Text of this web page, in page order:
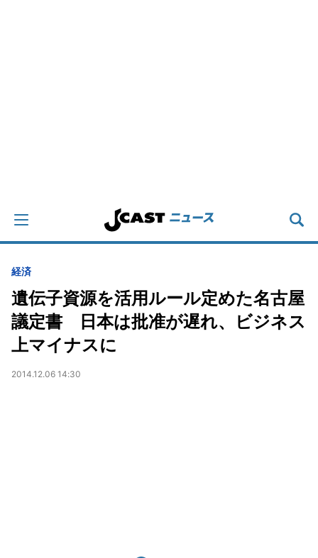
経済
遺伝子資源を活用ルール定めた名古屋
議定書 日本は批准が遅れ、ビジネス
上マイナスに
2014.12.06 14:30